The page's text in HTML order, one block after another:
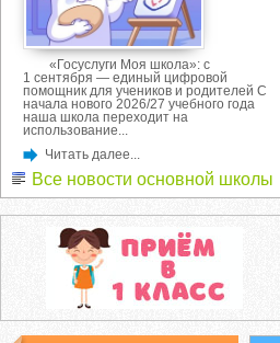
«Госуслуги Моя школа»: с
1 сентября — единый цифровой
помощник для учеников и родителей С
начала нового 2026/27 учебного года
наша школа переходит на
использование...
Читать далее...
Все новости основной школы